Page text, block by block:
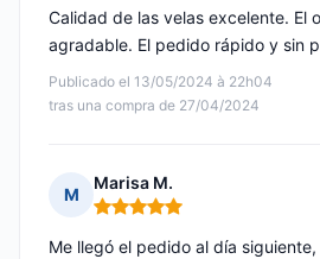
Publicado el 13/05/2024 à 22h04
tras una compra de 27/04/2024
Calidad de las velas excelente. El
agradable. El pedido rápido y sin
M
Marisa M.
Nota: 5 de 5
Me llegó el pedido al día